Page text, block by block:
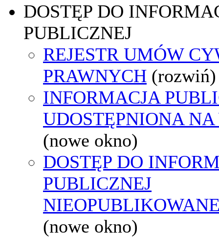
DOSTĘP DO
PUBLICZNEJ
REJESTR UMÓW
PRAWNYCH (rozwiń)
INFORMACJA
UDOSTĘPNIONA
(nowe okno)
DOSTĘP DO
PUBLICZNEJ
(nowe okno)